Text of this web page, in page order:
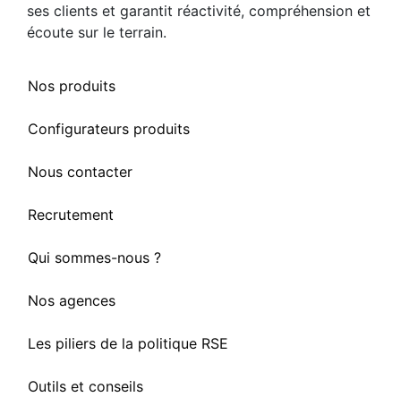
ses clients et garantit réactivité, compréhension et
écoute sur le terrain.
Nos produits
Configurateurs produits
Nous contacter
Recrutement
Qui sommes-nous ?
Nos agences
Les piliers de la politique RSE
Outils et conseils